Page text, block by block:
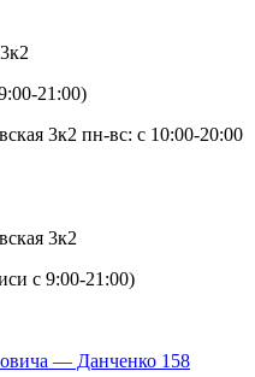
21:00)
3к2 пн-вс: с 10:00-20:00
3к2
с 9:00-21:00)
— Данченко 158